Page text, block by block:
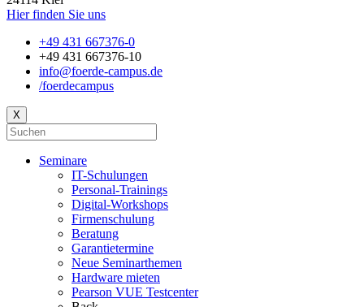
Hier finden Sie uns
+49 431 667376-0
+49 431 667376-10
info@foerde-campus.de
/foerdecampus
X
Seminare
IT-Schulungen
Personal-Trainings
Digital-Workshops
Firmenschulung
Beratung
Garantietermine
Neue Seminarthemen
Hardware mieten
Pearson VUE Testcenter